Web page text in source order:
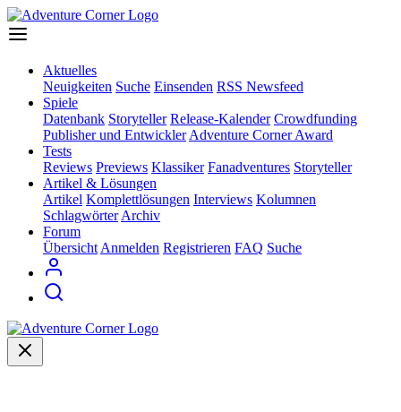
Aktuelles
Neuigkeiten Suche Einsenden RSS Newsfeed
Spiele
Datenbank Storyteller Release-Kalender Crowdfunding
Publisher und Entwickler Adventure Corner Award
Tests
Reviews Previews Klassiker Fanadventures Storyteller
Artikel & Lösungen
Artikel Komplettlösungen Interviews Kolumnen
Schlagwörter Archiv
Forum
Übersicht Anmelden Registrieren FAQ Suche